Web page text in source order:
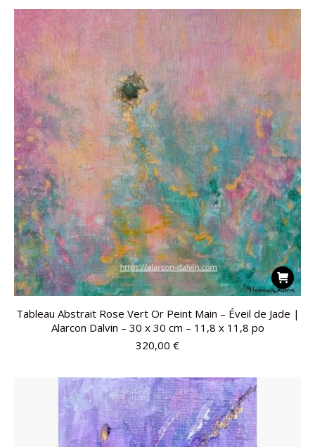
Tableau Abstrait Rose Vert Or Peint Main – Éveil de Jade |
Alarcon Dalvin – 30 x 30 cm – 11,8 x 11,8 po
320,00 €